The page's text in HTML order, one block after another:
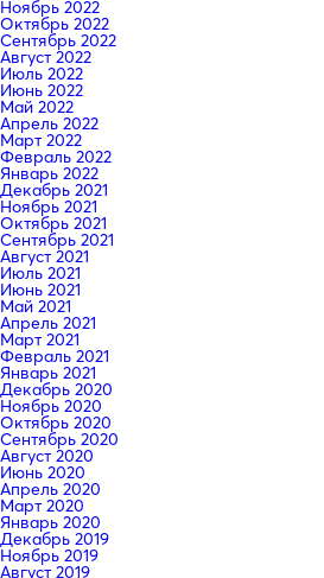
Ноябрь 2022
Октябрь 2022
Сентябрь 2022
Август 2022
Июль 2022
Июнь 2022
Май 2022
Апрель 2022
Март 2022
Февраль 2022
Январь 2022
Декабрь 2021
Ноябрь 2021
Октябрь 2021
Сентябрь 2021
Август 2021
Июль 2021
Июнь 2021
Май 2021
Апрель 2021
Март 2021
Февраль 2021
Январь 2021
Декабрь 2020
Ноябрь 2020
Октябрь 2020
Сентябрь 2020
Август 2020
Июнь 2020
Апрель 2020
Март 2020
Январь 2020
Декабрь 2019
Ноябрь 2019
Август 2019